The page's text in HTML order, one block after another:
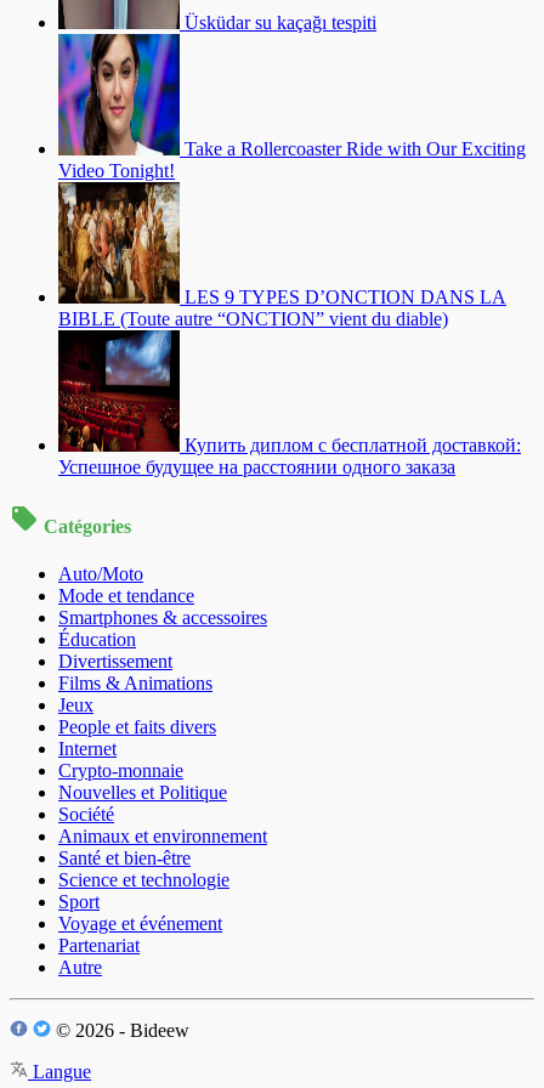
Üsküdar su kaçağı tespiti
Take a Rollercoaster Ride with Our Exciting
Video Tonight!
LES 9 TYPES D’ONCTION DANS LA
BIBLE (Toute autre “ONCTION” vient du diable)
Купить диплом с бесплатной доставкой:
Успешное будущее на расстоянии одного заказа
Catégories
Auto/Moto
Mode et tendance
Smartphones & accessoires
Éducation
Divertissement
Films & Animations
Jeux
People et faits divers
Internet
Crypto-monnaie
Nouvelles et Politique
Société
Animaux et environnement
Santé et bien-être
Science et technologie
Sport
Voyage et événement
Partenariat
Autre
© 2026 - Bideew
Langue